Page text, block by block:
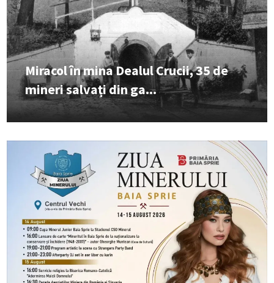
Miracol în mina Dealul Crucii, 35 de
mineri salvați din ga...